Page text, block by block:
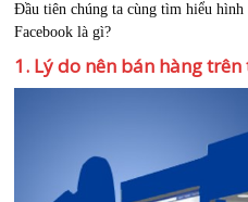
Đầu tiên chúng ta cùng tìm hiểu hình
Facebook là gì?
1. Lý do nên bán hàng